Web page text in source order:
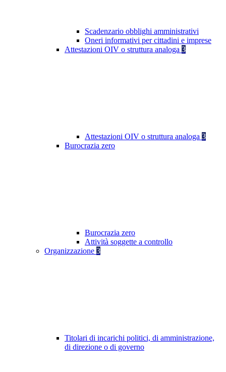
Scadenzario obblighi amministrativi
Oneri informativi per cittadini e imprese
Attestazioni OIV o struttura analoga 3
Attestazioni OIV o struttura analoga 3
Burocrazia zero
Burocrazia zero
Attività soggette a controllo
Organizzazione 3
Titolari di incarichi politici, di amministrazione,
di direzione o di governo